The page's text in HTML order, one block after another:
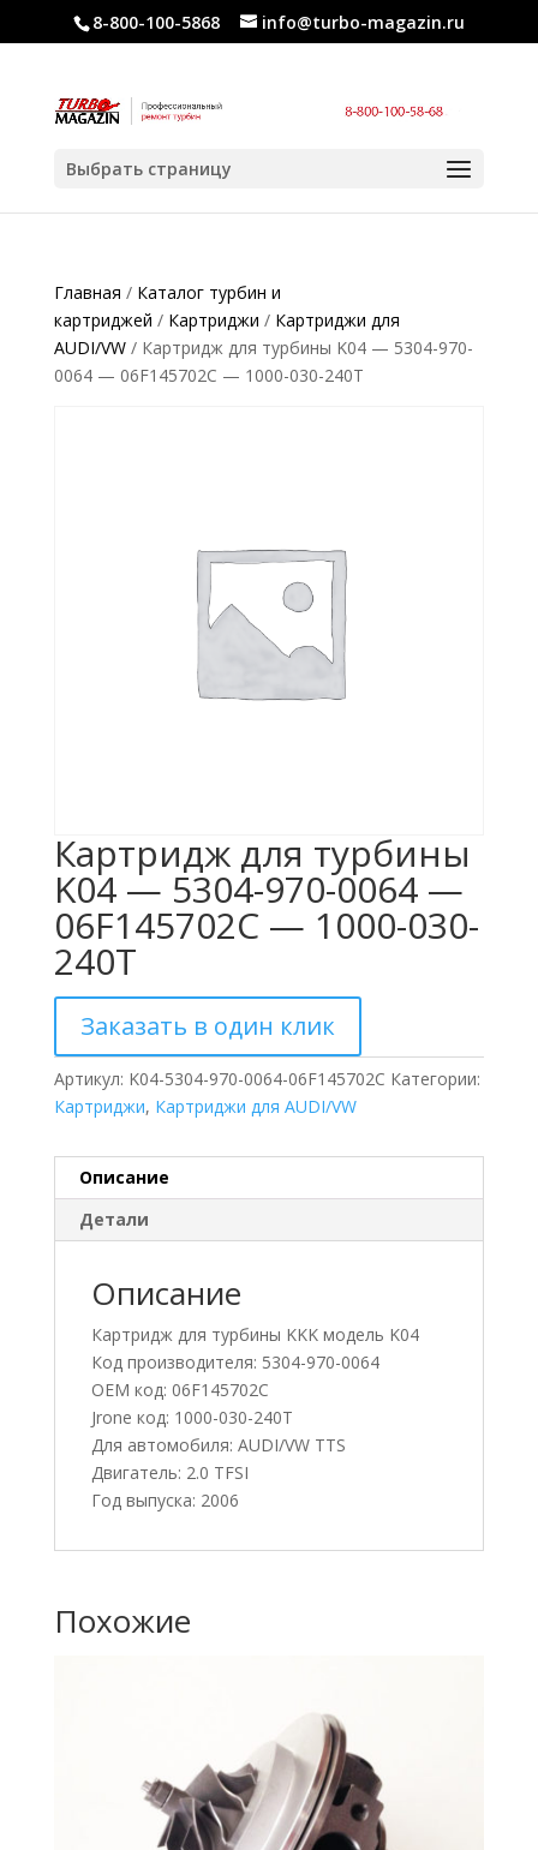
8-800-100-5868 info@turbo-magazin.ru
Выбрать страницу
Главная / Каталог турбин и
картриджей / Картриджи / Картриджи для
AUDI/VW/ Картридж для турбины K04 — 5304-970-
0064 — 06F145702C — 1000-030-240T
Картридж для турбины
K04 — 5304-970-0064 —
06F145702C — 1000-030-
240T
Заказать в один клик
Артикул: K04-5304-970-0064-06F145702C Категории:
Картриджи, Картриджи для AUDI/VW
Описание
Детали
Описание
Картридж для турбины KKK модель K04
Код производителя: 5304-970-0064
OEM код: 06F145702C
Jrone код: 1000-030-240T
Для автомобиля: AUDI/VW TTS
Двигатель: 2.0 TFSI
Год выпуска: 2006
Похожие